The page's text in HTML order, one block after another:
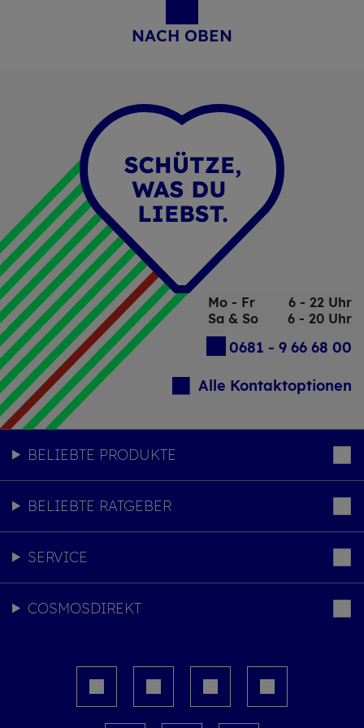
NACH OBEN
Mo - Fr
6 - 22 Uhr
Sa & So
6 - 20 Uhr
0681 - 9 66 68 00
Alle Kontaktoptionen
BELIEBTE PRODUKTE
BELIEBTE RATGEBER
SERVICE
COSMOSDIREKT